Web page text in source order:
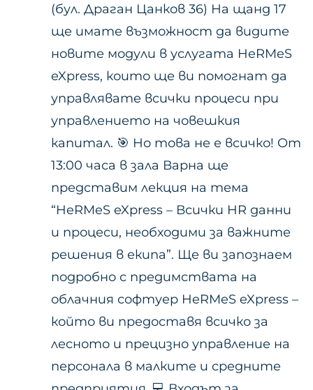
(бул. Драган Цанков 36) На щанд 17
ще имате възможност да видите
новите модули в услугата HeRMeS
eXpress, които ще ви помогнат да
управлявате всички процеси при
управлението на човешкия
капитал. 🎯 Но това не е всичко! Oт
13:00 часа в зала Варна ще
представим лекция на тема
“HeRMeS eXpress – Всички HR данни
и процеси, необходими за важните
решения в екипа”. Ще ви запознаем
подробно с предимствата на
облачния софтуер HeRMeS eXpress –
който ви предоставя всичко за
лесното и прецизно управление на
персонала в малките и средните